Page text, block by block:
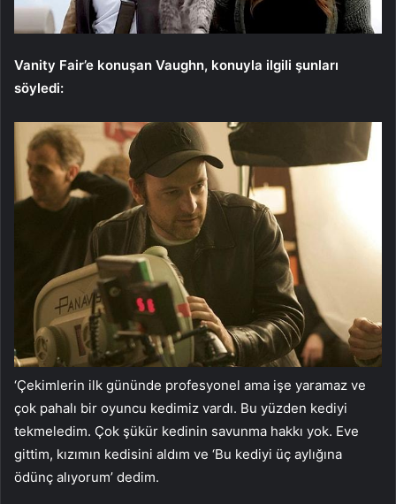
Vanity Fair’e konuşan Vaughn, konuyla ilgili şunları
söyledi:
‘Çekimlerin ilk gününde profesyonel ama işe yaramaz ve
çok pahalı bir oyuncu kedimiz vardı. Bu yüzden kediyi
tekmeledim. Çok şükür kedinin savunma hakkı yok. Eve
gittim, kızımın kedisini aldım ve ‘Bu kediyi üç aylığına
ödünç alıyorum’ dedim.